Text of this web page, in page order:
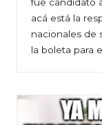
fue candidato
acá está la
nacionales de
la boleta para